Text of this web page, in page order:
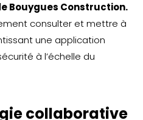
Bouygues Construction.
consulter et mettre à
une application
à l’échelle du
collaborative